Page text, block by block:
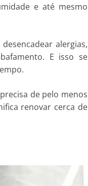
e até mesmo
alergias,
E isso se
de pelo menos
renovar cerca de